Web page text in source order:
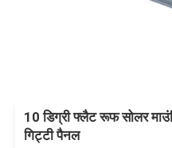
10 डिग्री फ्लैट रूफ सोलर
गिट्टी पैनल